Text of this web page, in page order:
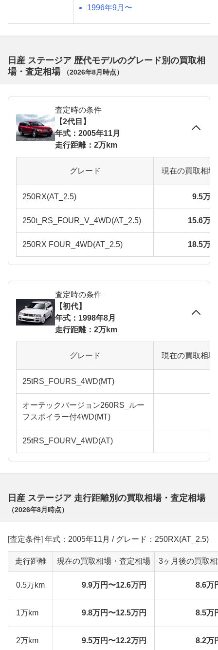
1996年9月〜
日産 ステージア 歴代モデルのグレード別の買取相
場・査定相場
（2026年8月 時点）
査定時の条件
【2代目】
年式：2005年11月
走行距離：2万km
グレード 現在の買取相
250RX(AT_2.5) 9.5万
250t_RS_FOUR_V_4WD(AT_2.5) 15.6万
250RX FOUR_4WD(AT_2.5) 18.5万
査定時の条件
【初代】
年式：1998年8月
走行距離：2万km
グレード 現在の買取相
25tRS_FOURS_4WD(MT)
オーテックバージョン260RS_ルー
フスポイラー付4WD(MT)
25tRS_FOURV_4WD(AT)
日産 ステージア 走行距離別の買取相場・査定相場
（2026年8月 時点）
[査定条件] 年式：2005年11月 / グレード：250RX(AT_2.5)
走行距離 現在の買取相場・査定相場 3ヶ月後の買取
0.5万km 9.9万円〜12.6万円 8.6万
1万km 9.8万円〜12.5万円 8.5万
2万km 9.5万円〜12.2万円 8.2万